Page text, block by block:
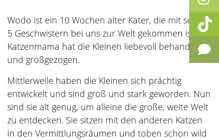
Wodo ist ein 10 Wochen alter Kater, die mit seinen
5 Geschwistern bei uns zur Welt gekommen ist. Die
Katzenmama hat die Kleinen liebevoll behandelt
und großgezogen.
Mittlerweile haben die Kleinen sich prächtig
entwickelt und sind groß und stark geworden. Nun
sind sie alt genug, um alleine die große, weite Welt
zu entdecken. Sie sitzen mit den anderen Katzen
in den Vermittlungsräumen und toben schon wild